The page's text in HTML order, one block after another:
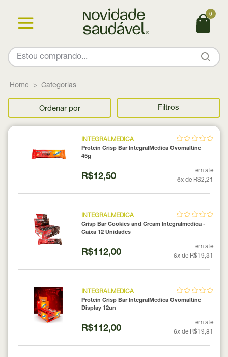
0
Home Categorias
Ordenar por Filtros
INTEGRALMEDICA
Protein Crisp Bar IntegralMedica Ovomaltine
45g
R$12,50
em ate
6x de R$2,21
INTEGRALMEDICA
Crisp Bar Cookies and Cream Integralmedica -
Caixa 12 Unidades
R$112,00
em ate
6x de R$19,81
INTEGRALMEDICA
Protein Crisp Bar IntegralMedica Ovomaltine
Display 12un
R$112,00
em ate
6x de R$19,81